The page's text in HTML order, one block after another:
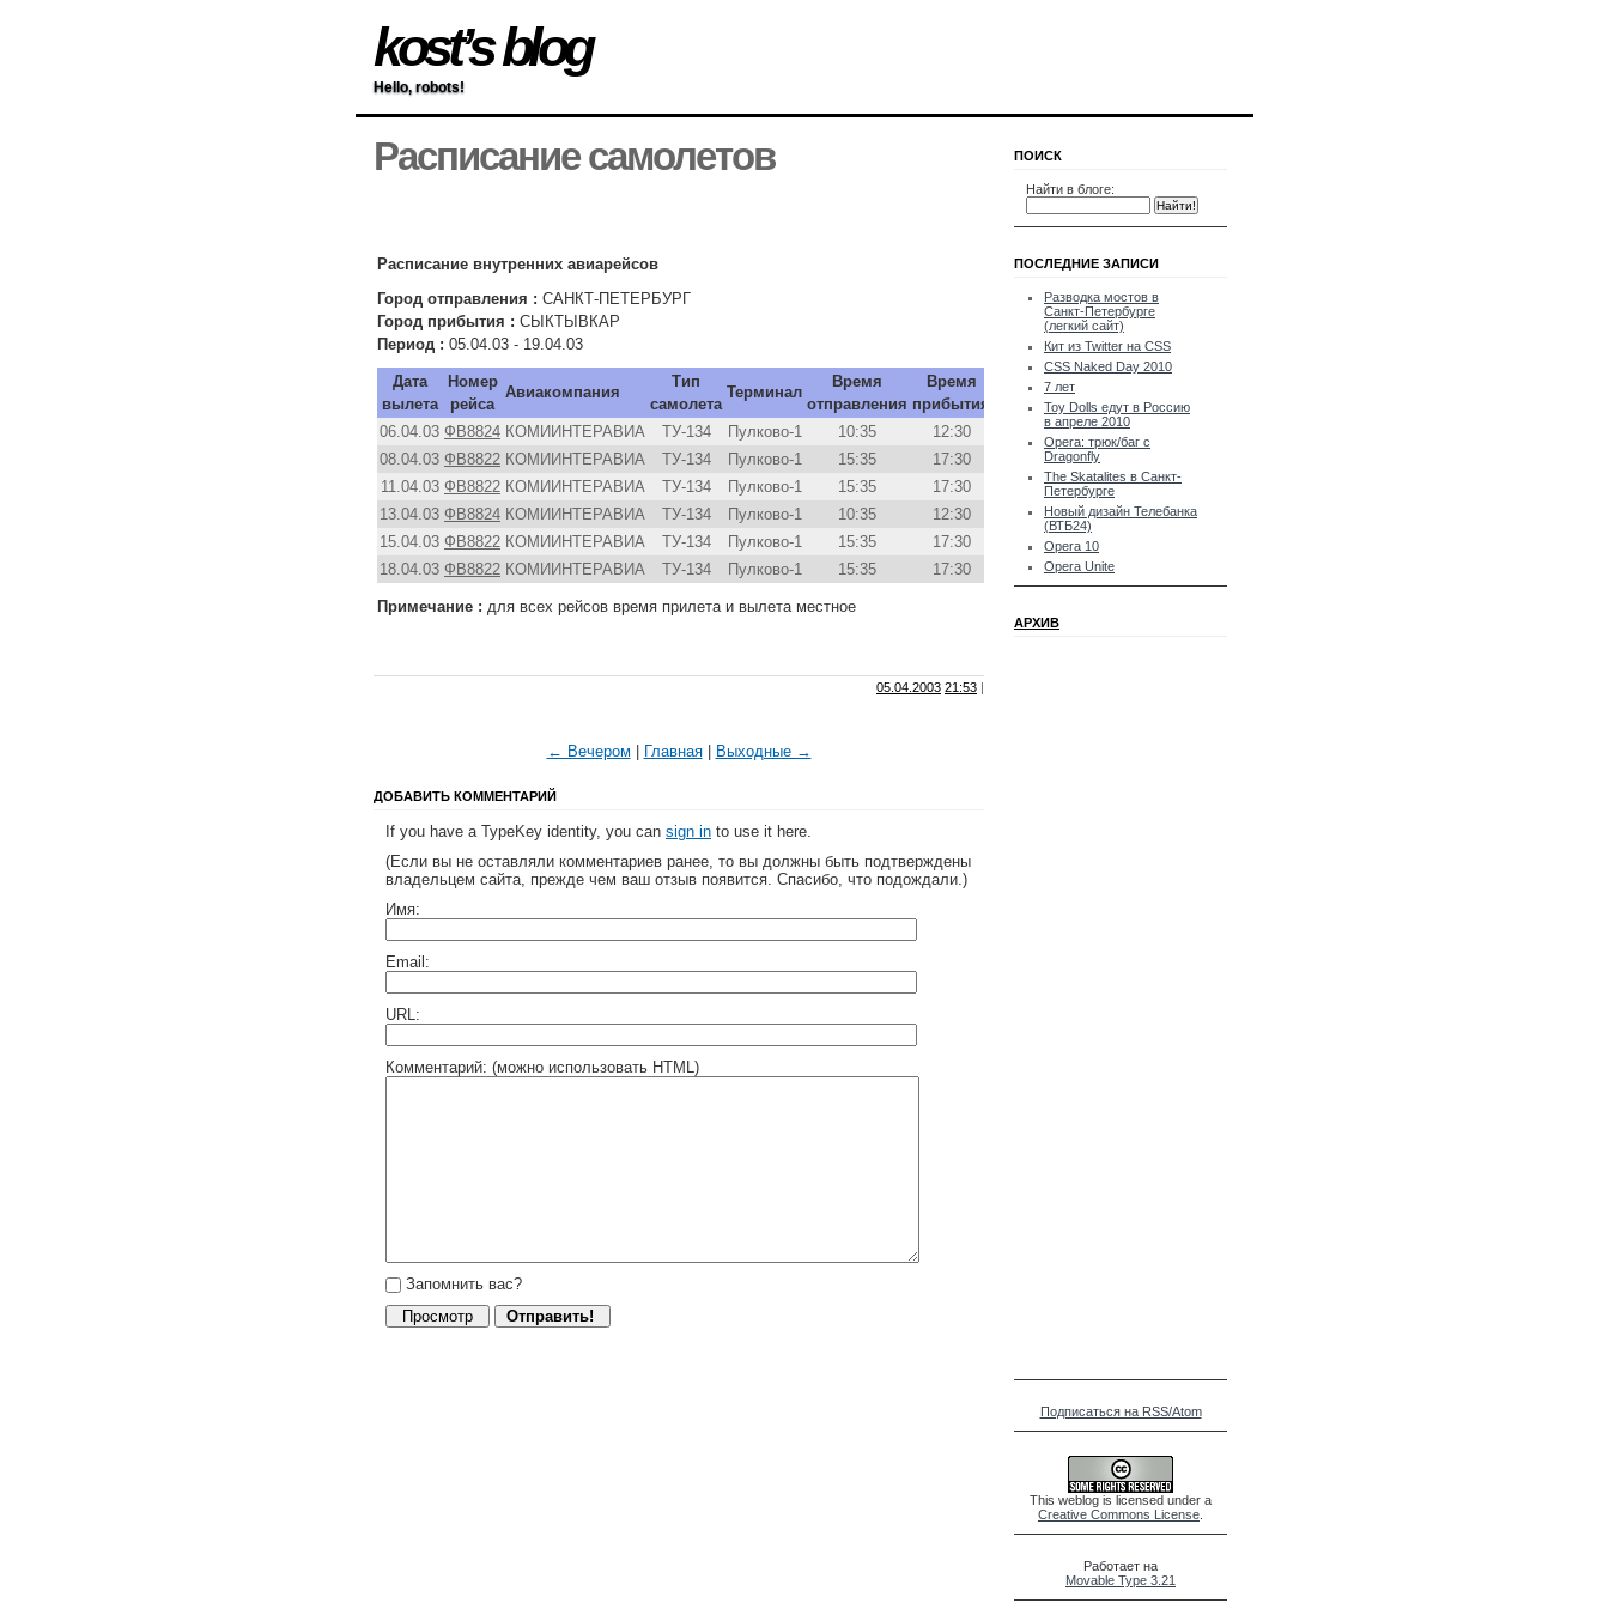
kost’s blog
Hello, robots!
Расписание самолетов
Расписание внутренних авиарейсов
Город отправления : САНКТ-ПЕТЕРБУРГ
Город прибытия : СЫКТЫВКАР
Период : 05.04.03 - 19.04.03
Дата
вылета
Номер
рейса
Авиакомпания
Тип
самолета
Терминал
Время
отправления
Время
прибытия
06.04.03 ФВ8824 КОМИИНТЕРАВИА ТУ-134 Пулково-1 10:35
12:30
08.04.03 ФВ8822 КОМИИНТЕРАВИА ТУ-134 Пулково-1 15:35
17:30
11.04.03 ФВ8822 КОМИИНТЕРАВИА ТУ-134 Пулково-1 15:35
17:30
13.04.03 ФВ8824 КОМИИНТЕРАВИА ТУ-134 Пулково-1 10:35
12:30
15.04.03 ФВ8822 КОМИИНТЕРАВИА ТУ-134 Пулково-1 15:35
17:30
18.04.03 ФВ8822 КОМИИНТЕРАВИА ТУ-134 Пулково-1 15:35 17:30
Примечаниe : для всех рейсов время прилета и вылета местное
05.04.2003 21:53 |
← Вечером Главная| Выходные →
ДОБАВИТЬ КОММЕНТАРИЙ
If you have a TypeKey identity, you can sign in to use it here.
(Если вы не оставляли комментариев ранее, то вы должны быть подтверждены
владельцем сайта, прежде чем ваш отзыв появится. Спасибо, что подождали.)
Имя:
Email:
URL:
Комментарий: (можно использовать HTML)
Запомнить вас?
ПОИСК
Найти в блоге:
ПОСЛЕДНИЕ ЗАПИСИ
Разводка мостов в
Санкт-Петербурге
(легкий сайт)
Кит из Twitter на CSS
CSS Naked Day 2010
7 лет
Toy Dolls едут в Россию
в апреле 2010
Opera: трюк/баг с
Dragonfly
The Skatalites в Санкт-
Петербурге
Новый дизайн Телебанка
(ВТБ24)
Opera 10
Opera Unite
АРХИВ
Подписаться на RSS/Atom
This weblog is licensed under a
Creative Commons License
Работает на
Movable Type 3.21